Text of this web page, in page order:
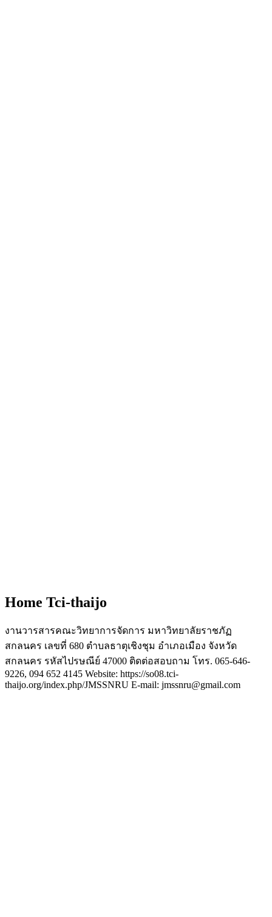
Home Tci-thaijo
งานวารสารคณะวิทยาการจัดการ มหาวิทยาลัยราชภัฏ
สกลนคร เลขที่ 680 ตำบลธาตุเชิงชุม อำเภอเมือง จังหวัด
สกลนคร รหัสไปรษณีย์ 47000 ติดต่อสอบถาม โทร. 065-646-
9226, 094 652 4145 Website: https://so08.tci-
thaijo.org/index.php/JMSSNRU E-mail: jmssnru@gmail.com